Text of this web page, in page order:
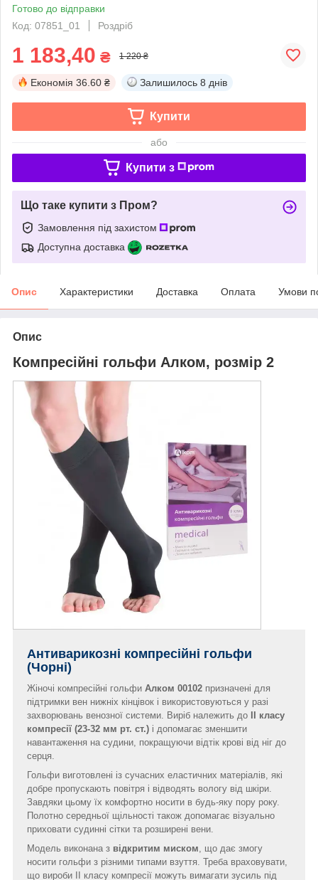
Готово до відправки
Код: 07851_01
Роздріб
1 183,40 ₴ 1 220 ₴
Економія 36.60 ₴ Залишилось 8 днів
Купити
або
Купити з
Що таке купити з Пром?
Замовлення під захистом
Доступна доставка
Опис Характеристики Доставка Оплата Умови
Опис
Компресійні гольфи Алком, розмір 2
Антиварикозні компресійні гольфи
(Чорні)
Жіночі компресійні гольфи Алком 00102 призначені для
підтримки вен нижніх кінцівок і використовуються у разі
захворювань венозної системи. Виріб належить до
II класу
компресії (23-32 мм рт. ст.) і допомагає зменшити
навантаження на судини, покращуючи відтік крові від ніг до
серця.
Гольфи виготовлені із сучасних еластичних матеріалів, які
добре пропускають повітря і відводять вологу від шкіри.
Завдяки цьому їх комфортно носити в будь-яку пору року.
Полотно середньої щільності також допомагає візуально
приховати судинні сітки та розширені вени.
Модель виконана з відкритим миском, що дає змогу
носити гольфи з різними типами взуття. Треба враховувати,
що вироби II класу компресії можуть вимагати зусиль під